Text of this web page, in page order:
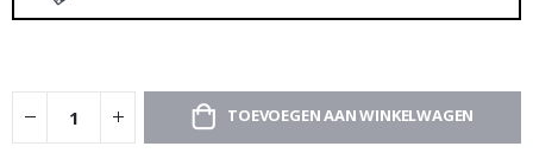
TOEVOEGEN AAN WINKELWAGEN